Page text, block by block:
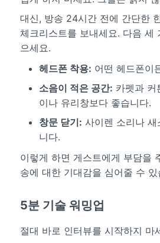
대신, 방송 24시간 전에 간단한
체크리스트를 보내세요. 다음 세
으세요.
헤드폰 착용: 어떤 헤드폰이
소음이 적은 공간: 카펫과 커
이나 유리창보다 좋습니다.
창문 닫기: 사이렌 소리나
니다.
이렇게 하면 게스트에게 부담을
송에 대한 기대감을 심어줄 수 있
5분 기술 워밍업
절대 바로 인터뷰를 시작하지 마